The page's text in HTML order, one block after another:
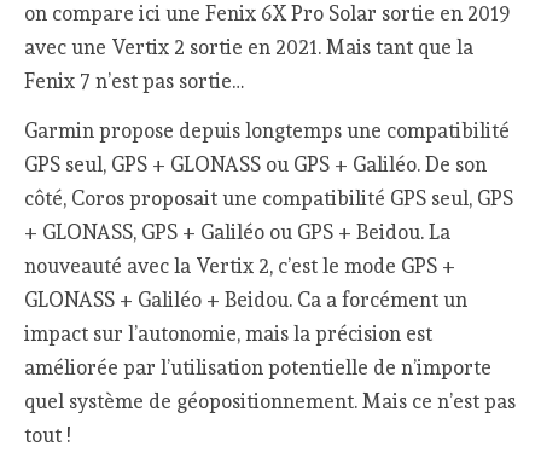
on compare ici une Fenix 6X Pro Solar sortie en 2019
avec une Vertix 2 sortie en 2021. Mais tant que la
Fenix 7 n’est pas sortie…
Garmin propose depuis longtemps une compatibilité
GPS seul, GPS + GLONASS ou GPS + Galiléo. De son
côté, Coros proposait une compatibilité GPS seul, GPS
+ GLONASS, GPS + Galiléo ou GPS + Beidou. La
nouveauté avec la Vertix 2, c’est le mode GPS +
GLONASS + Galiléo + Beidou. Ca a forcément un
impact sur l’autonomie, mais la précision est
améliorée par l’utilisation potentielle de n’importe
quel système de géopositionnement. Mais ce n’est pas
tout !